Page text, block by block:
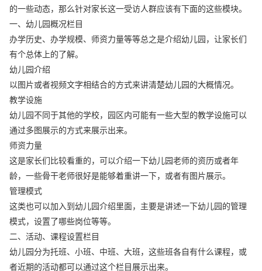
的一些动态，那么针对家长这一受访人群应该有下面的这些模块。
一、幼儿园概况栏目
办学历史、办学规模、师资力量等等总之是介绍幼儿园，让家长们
有个总体上的了解。
幼儿园介绍
以图片或者视频文字相结合的方式来讲清楚幼儿园的大概情况。
教学设施
幼儿园不同于其他的学校，园区内可能有一些大型的教学设施可以
通过多图展示的方式来展示出来。
师资力量
这是家长们比较看重的，可以介绍一下幼儿园老师的资历或者年
龄，一些骨干老师很好是能够着重讲一下，或者有图片展示。
管理模式
这类也可以加入到幼儿园介绍里面，主要是讲述一下幼儿园的管理
模式，设置了哪些岗位等等。
二、活动、课程设置栏目
幼儿园分为托班、小班、中班、大班，这些班各自有什么课程，或
者近期的活动都可以通过这个栏目展示出来。